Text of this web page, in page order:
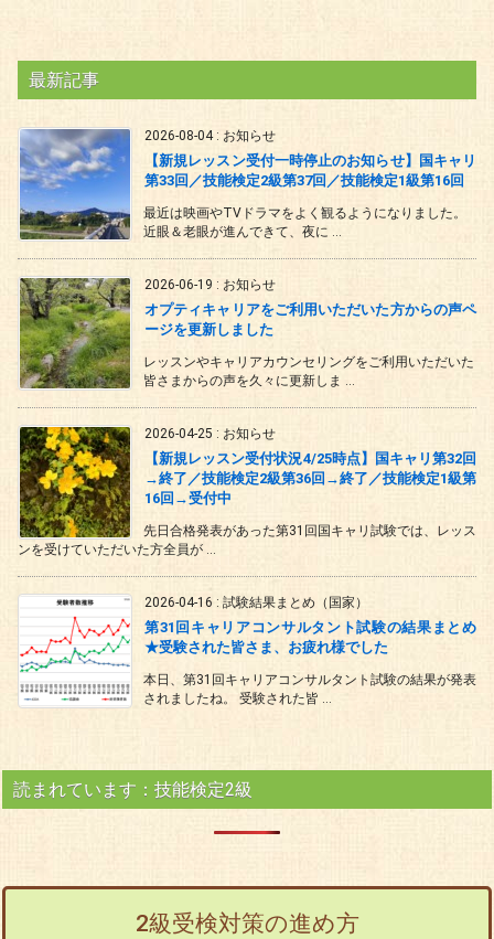
最新記事
2026-08-04: お知らせ
【新規レッスン受付一時停止のお知らせ】国キャリ
第33回／技能検定2級第37回／技能検定1級第16回
最近は映画やTVドラマをよく観るようになりました。
近眼＆老眼が進んできて、夜に ...
2026-06-19 : お知らせ
オプティキャリアをご利用いただいた方からの声ペ
ージを更新しました
レッスンやキャリアカウンセリングをご利用いただいた
皆さまからの声を久々に更新しま ...
2026-04-25 : お知らせ
【新規レッスン受付状況4/25時点】国キャリ第32回
→終了／技能検定2級第36回→終了／技能検定1級第
16回→受付中
先日合格発表があった第31回国キャリ試験では、レッス
ンを受けていただいた方全員が ...
2026-04-16 : 試験結果まとめ（国家）
第31回キャリアコンサルタント試験の結果まとめ
★受験された皆さま、お疲れ様でした
本日、第31回キャリアコンサルタント試験の結果が発表
されましたね。 受験された皆 ...
読まれています：技能検定2級
2級受検対策の進め方